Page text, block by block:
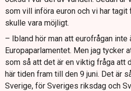
som vill införa euron och vi har tagit
skulle vara möjligt.
– Ibland hör man att eurofrågan
Europaparlamentet. Men jag tycker
som så att det är en viktig fråga att
här tiden fram till den 9 juni. Det är
Sverige, för Sveriges riksdag och